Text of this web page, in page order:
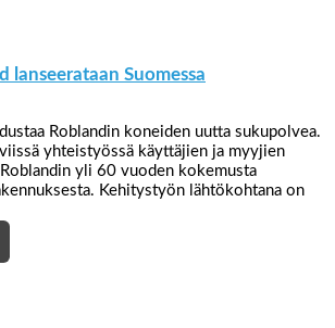
lanseerataan Suomessa
Roblandin koneiden uutta sukupolvea.
yhteistyössä käyttäjien ja myyjien
yli 60 vuoden kokemusta
Kehitystyön lähtökohtana on